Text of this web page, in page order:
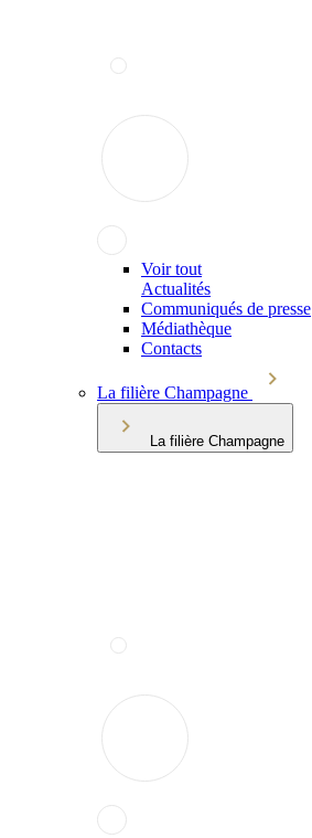
Voir tout
Actualités
Communiqués de presse
Médiathèque
Contacts
La filière Champagne
La filière Champagne